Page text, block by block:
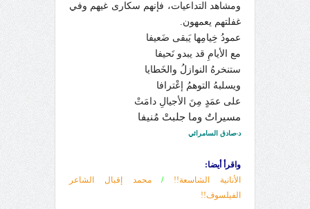
ومشاهد التداعيات، فإنهم سكارى غيهم وفي
غفلتهم يعمهون.
عمودُ خِيامِها يَبقى ضَعيفا
مع الأيامِ قد يبدو نَحيفا
ستنخرهُ النوازلُ والخَطايا
ويسلبهُ التوهمُ إعْترافا
على عمَدٍ مِنَ الأجيالِ دامَتْ
مسيراتٌ وما جلبتْ مُنيفا
د-صادق السامرائي
واقرأ أيضا:
الأنانية الشاسعة!! /محمد إقبال الشاعر
الفيلسوف!!